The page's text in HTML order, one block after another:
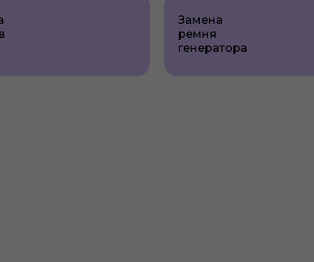
Замена
ремня
генератора